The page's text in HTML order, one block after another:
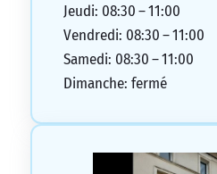
Jeudi: 08:30 – 11:00
Vendredi: 08:30 – 11:00
Samedi: 08:30 – 11:00
Dimanche: fermé